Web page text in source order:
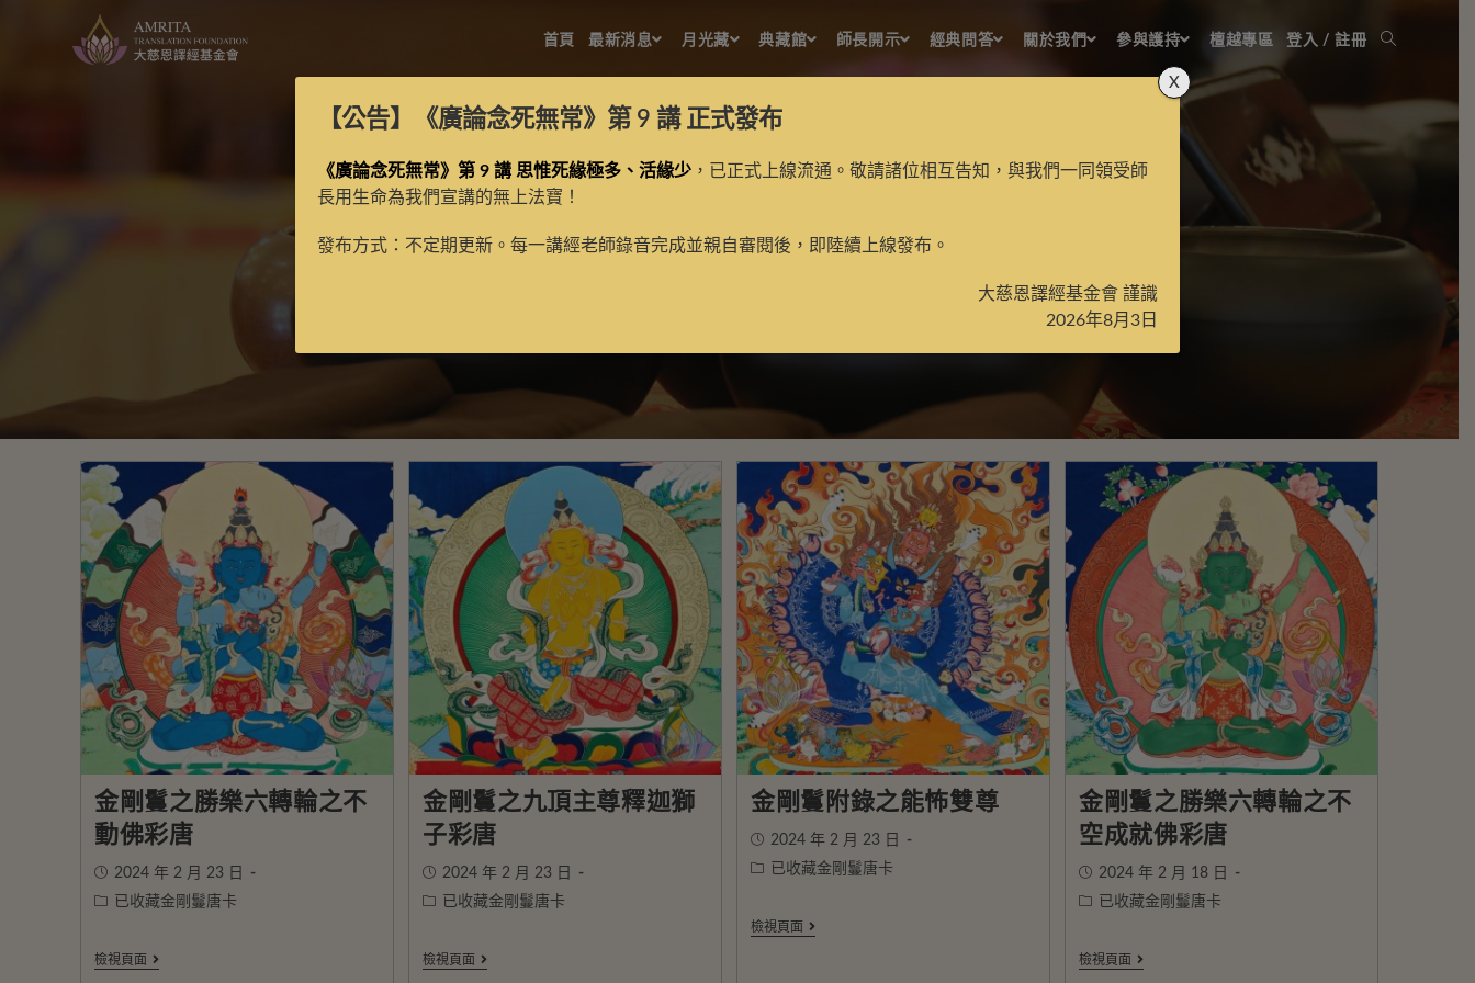
首頁 最新消息 月光藏 典藏館 師長開示 經典問答 關於我們 參與護持 檀越專區 登入 / 註冊
已收藏金剛鬘唐卡
金剛鬘之勝樂六轉輪之不
動佛彩唐
2024 年 2 月 23 日
已收藏金剛鬘唐卡
檢視頁面
金剛鬘之九頂主尊釋迦獅
子彩唐
2024 年 2 月 23 日
已收藏金剛鬘唐卡
檢視頁面
金剛鬘附錄之能怖雙尊
2024 年 2 月 23 日
已收藏金剛鬘唐卡
檢視頁面
金剛鬘之勝樂六轉輪之不
空成就佛彩唐
2024 年 2 月 18 日
已收藏金剛鬘唐卡
檢視頁面
【公告】 《廣論念死無常》第 9 講正式發布
《廣論念死無常》第 9 講 思惟死緣極多、活緣少，已正式上線流通。敬請諸位相互告知，與我們一同領受師
長用生命為我們宣講的無上法寶！
發布方式：不定期更新。每一講經老師錄音完成並親自審閱後，即陸續上線發布。
大慈恩譯經基金會 謹識
2026年8月3日
X